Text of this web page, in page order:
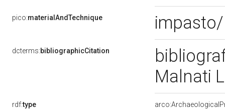
pico:materialAndTechnique
dcterms:bibliographicCitation
Malnati
rdf:type